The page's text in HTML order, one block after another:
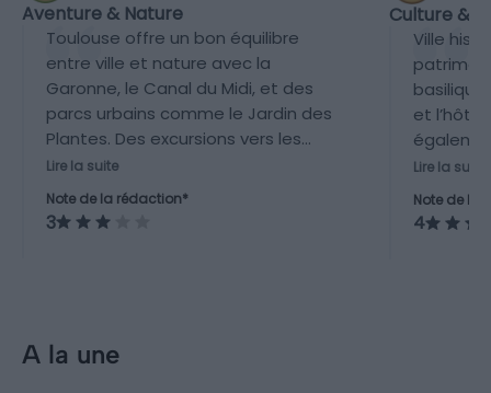
Aventure & Nature
Toulouse offre un bon équilibre
entre ville et nature avec la
Garonne, le Canal du Midi, et des
parcs urbains comme le Jardin des
Plantes. Des excursions vers les
Pyrénées ou la campagne du
Lauragais sont possibles à
proximité, mais l’environnement
Lire la suite
Note de la rédaction*
3
Culture &
Ville
basilique
et
des
ou la
Lire la suite
Note de la
4
A la une